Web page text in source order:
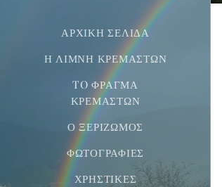
ΑΡΧΙΚΉ ΣΕΛΊΔΑ
Η ΛΊΜΝΗ ΚΡΕΜΑΣΤΏΝ
TO ΦΡΆΓΜΑ
ΚΡΕΜΑΣΤΏΝ
Ο ΞΕΡΙΖΩΜΌΣ
ΦΩΤΟΓΡΑΦΊΕΣ
ΧΡΗΣΤΙΚΈΣ